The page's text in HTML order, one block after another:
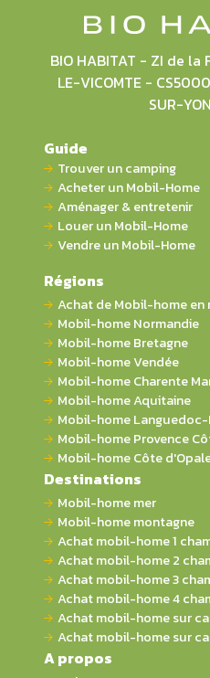
BIO HABITAT - ZI de la
LE-VICOMTE -
SUR-
Guide
Trouver un camping
Acheter un Mobil-Home
Aménager & entretenir
Louer un Mobil-Home
Vendre un Mobil-Home
Régions
Achat de Mobil-home en
Mobil-home Normandie
Mobil-home Bretagne
Mobil-home Vendée
Mobil-home Charente
Mobil-home Aquitaine
Mobil-home
Mobil-home Provence
Mobil-home Côte
Destinations
Mobil-home mer
Mobil-home montagne
Achat mobil-home 1
Achat mobil-home 2
Achat mobil-home 3
Achat mobil-home 4
Achat mobil-home sur
Achat mobil-home sur
A propos